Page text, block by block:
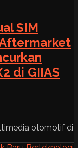
SIM
di GIIAS
otomotif di